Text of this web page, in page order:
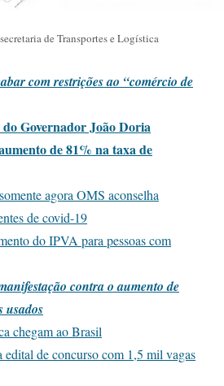
de Transportes e Logística
com restrições ao “comércio de
Governador João Doria
de 81% na taxa de
agora OMS aconselha
de covid-19
do IPVA para pessoas com
contra o aumento de
usados
chegam ao Brasil
de concurso com 1,5 mil vagas